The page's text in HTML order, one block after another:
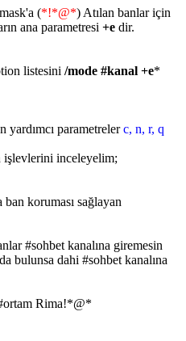
(*!*@*) Atılan banlar için
ana parametresi +e dir.
listesini /mode #kanal +e*
yardımcı parametrelerc, n, r, q
işlevlerini inceleyelim;
koruması sağlayan
#sohbet kanalına giremesin
bulunsa dahi #sohbet kanalına
Rima!*@*